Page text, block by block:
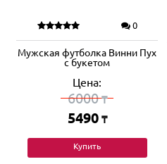
0
Мужская футболка Винни Пух
с букетом
Цена:
6000₸
5490 ₸
Купить